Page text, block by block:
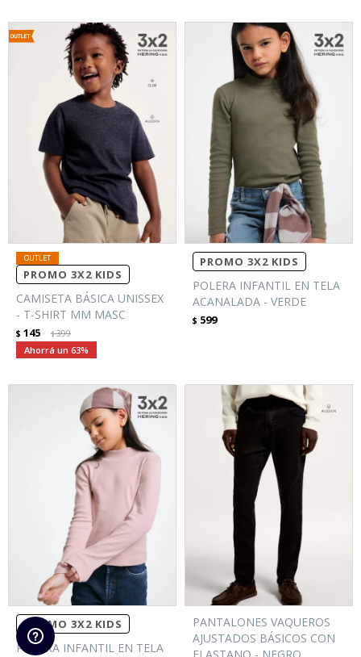
PROMO 3X2 KIDS
CAMISETA BÁSICA UNISSEX
- T-SHIRT MM MASC
$ 145 $399
63
PROMO 3X2 KIDS
POLERA INFANTIL EN TELA
ACANALADA - VERDE
$ 599
PROMO 3X2 KIDS
POLERA INFANTIL EN TELA
PANTALONES VAQUEROS
AJUSTADOS BÁSICOS CON